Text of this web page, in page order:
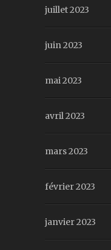
juillet 2023
juin 2023
mai 2023
avril 2023
mars 2023
février 2023
janvier 2023